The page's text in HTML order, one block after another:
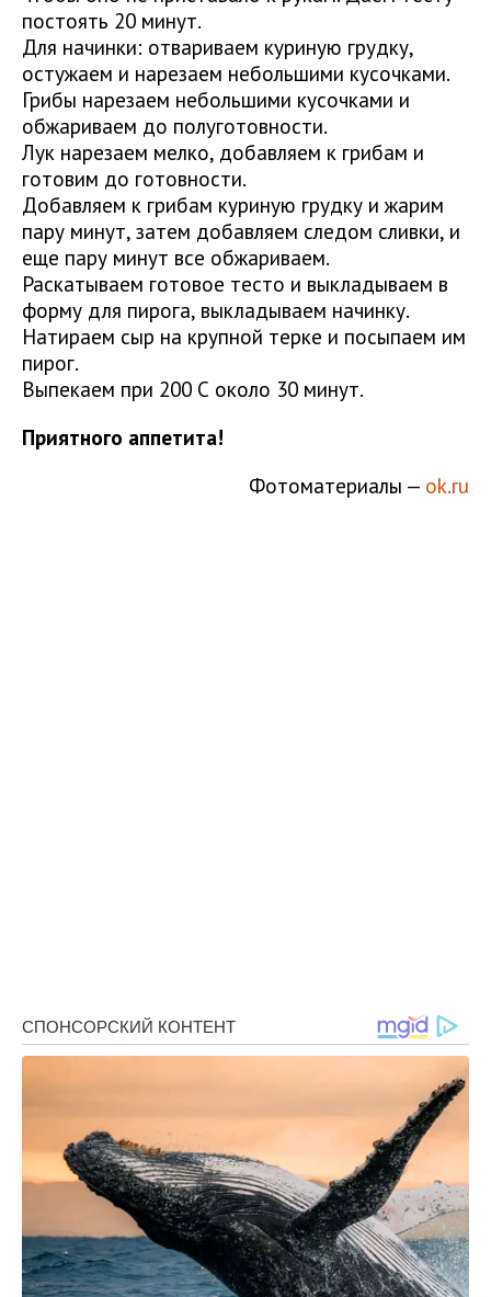
постоять 20 минут.
Для начинки: отвариваем куриную грудку,
остужаем и нарезаем небольшими кусочками.
Грибы нарезаем небольшими кусочками и
обжариваем до полуготовности.
Лук нарезаем мелко, добавляем к грибам и
готовим до готовности.
Добавляем к грибам куриную грудку и жарим
пару минут, затем добавляем следом сливки, и
еще пару минут все обжариваем.
Раскатываем готовое тесто и выкладываем в
форму для пирога, выкладываем начинку.
Натираем сыр на крупной терке и посыпаем им
пирог.
Выпекаем при 200 С около 30 минут.
Приятного аппетита!
Фотоматериалы — ok.ru